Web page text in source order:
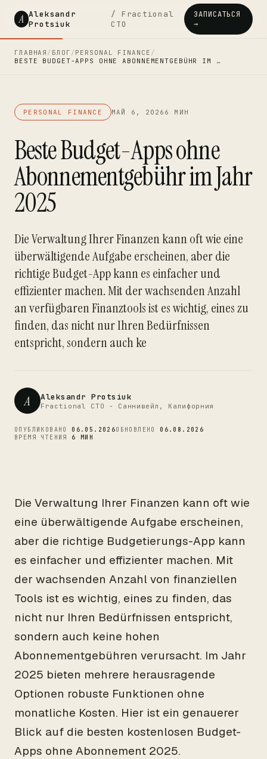
A Aleksandr
Protsiuk
/ Fractional
CTO
ЗАПИСАТЬСЯ
→
ГЛАВНАЯ / БЛОГ /PERSONAL FINANCE /
BESTE BUDGET-APPS OHNE ABONNEMENTGEBÜHR IM …
PERSONAL FINANCE МАЙ 6, 2026 6 МИН
Beste Budget-Apps ohne
Abonnementgebühr im Jahr
2025
Die Verwaltung Ihrer Finanzen kann oft wie eine
überwältigende Aufgabe erscheinen, aber die
richtige Budget-App kann es einfacher und
effizienter machen. Mit der wachsenden Anzahl
an verfügbaren Finanztools ist es wichtig, eines zu
finden, das nicht nur Ihren Bedürfnissen
entspricht, sondern auch ke
A Aleksandr Protsiuk
Fractional CTO - Саннивейл, Калифорния
ОПУБЛИКОВАНО06.05.2026ОБНОВЛЕНО06.08.2026
ВРЕМЯ ЧТЕНИЯ 6 МИН
Die Verwaltung Ihrer Finanzen kann oft wie
eine überwältigende Aufgabe erscheinen,
aber die richtige Budgetierungs-App kann
es einfacher und effizienter machen. Mit
der wachsenden Anzahl von finanziellen
Tools ist es wichtig, eines zu finden, das
nicht nur Ihren Bedürfnissen entspricht,
sondern auch keine hohen
Abonnementgebühren verursacht. Im Jahr
2025 bieten mehrere herausragende
Optionen robuste Funktionen ohne
monatliche Kosten. Hier ist ein genauerer
Blick auf die besten kostenlosen Budget-
Apps ohne Abonnement 2025.